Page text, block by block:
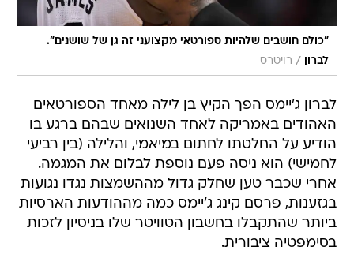
"כולם חושבים שלהיות ספורטאי מקצועני זה גן של שושנים".
לברון
/ רויטרס
לברון ג'יימס הפך הקיץ בן לילה מאחד הספורטאים
האהודים באמריקה לאחד השנואים שבהם ברגע בו
הודיע על החלטתו לחתום במיאמי, והלילה (בין רביעי
לחמישי) הוא ניסה פעם נוספת לבלום את המגמה.
אחרי שכבר טען שחלק גדול מההשמצות נגדו נגועות
בגזענות, פרסם קינג ג'יימס כמה מההודעות הארסיות
ביותר שהתקבלו בחשבון הטוויטר שלו בניסיון לזכות
בסימפטיה ציבורית.